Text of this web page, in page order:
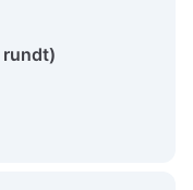
rundt)